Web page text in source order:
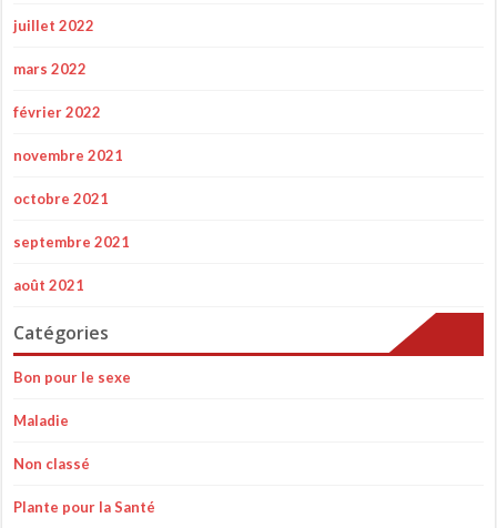
juillet 2022
mars 2022
février 2022
novembre 2021
octobre 2021
septembre 2021
août 2021
Catégories
Bon pour le sexe
Maladie
Non classé
Plante pour la Santé